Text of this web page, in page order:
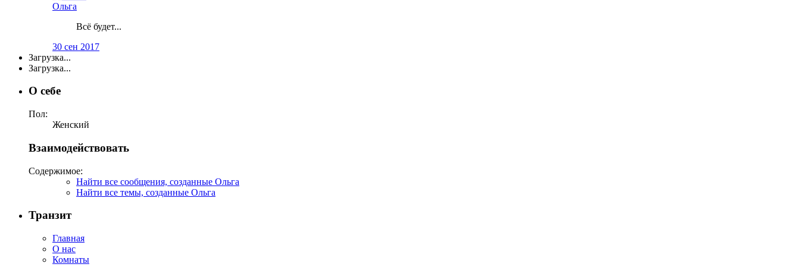
Ольга
Всё будет...
30 сен 2017
Загрузка...
Загрузка...
О себе
Пол:
Женский
Взаимодействовать
Содержимое:
Найти все сообщения, созданные Ольга
Найти все темы, созданные Ольга
Транзит
Главная
О нас
Комнаты